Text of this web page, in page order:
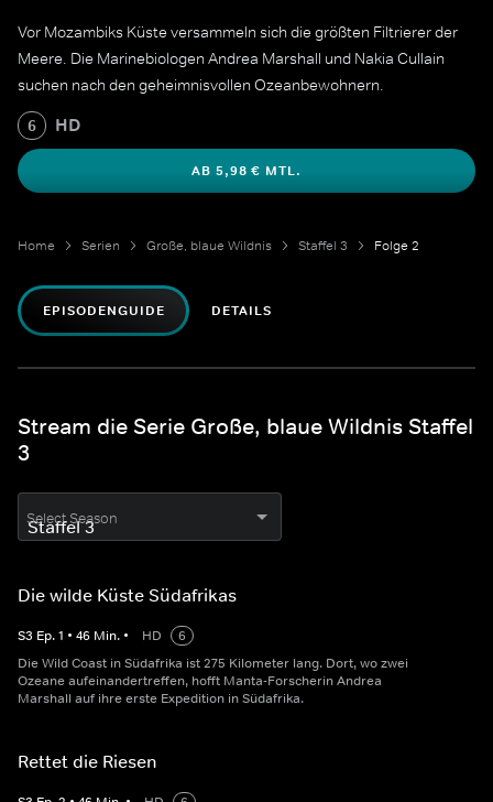
Vor Mozambiks Küste versammeln sich die größten Filtrierer der
Meere. Die Marinebiologen Andrea Marshall und Nakia Cullain
suchen nach den geheimnisvollen Ozeanbewohnern.
6 HD
AB 5,98 € MTL.
Home Serien Große, blaue Wildnis Staffel 3 Folge 2
EPISODENGUIDE DETAILS
Stream die Serie Große, blaue Wildnis Staffel
3
Select Season
Die wilde Küste Südafrikas
S3 Ep.1 • 46 Min. • HD
6
Die Wild Coast in Südafrika ist 275 Kilometer lang. Dort, wo zwei
Ozeane aufeinandertreffen, hofft Manta-Forscherin Andrea
Marshall auf ihre erste Expedition in Südafrika.
Rettet die Riesen